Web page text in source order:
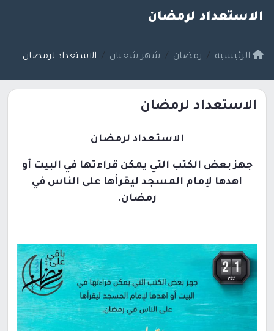
الاستعداد لرمضان
الرئيسية رمضان شهر شعبان الاستعداد لرمضان
الاستعداد لرمضان
الاستعداد لرمضان
جهز بعض الكتب التي يمكن قراءتها في البيت أو
اهدها لإمام المسجد ليقرأها على الناس في
رمضان.